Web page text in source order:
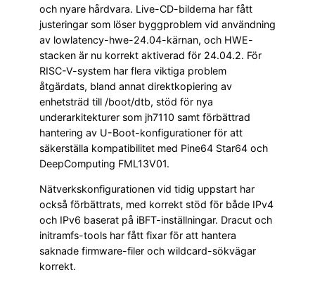
och nyare hårdvara. Live-CD-bilderna har fått
justeringar som löser byggproblem vid användning
av lowlatency-hwe-24.04-kärnan, och HWE-
stacken är nu korrekt aktiverad för 24.04.2. För
RISC-V-system har flera viktiga problem
åtgärdats, bland annat direktkopiering av
enhetsträd till /boot/dtb, stöd för nya
underarkitekturer som jh7110 samt förbättrad
hantering av U-Boot-konfigurationer för att
säkerställa kompatibilitet med Pine64 Star64 och
DeepComputing FML13V01.
Nätverkskonfigurationen vid tidig uppstart har
också förbättrats, med korrekt stöd för både IPv4
och IPv6 baserat på iBFT-inställningar. Dracut och
initramfs-tools har fått fixar för att hantera
saknade firmware-filer och wildcard-sökvägar
korrekt.